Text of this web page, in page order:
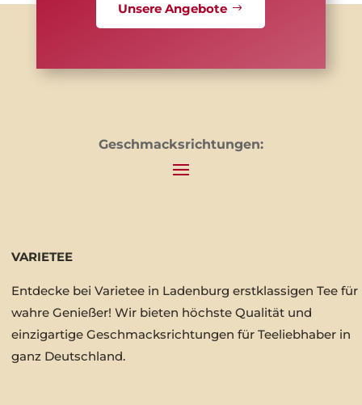
Unsere Angebote
Geschmacksrichtungen:
VARIETEE
Entdecke bei Varietee in Ladenburg erstklassigen Tee für
wahre Genießer! Wir bieten höchste Qualität und
einzigartige Geschmacksrichtungen für Teeliebhaber in
ganz Deutschland.